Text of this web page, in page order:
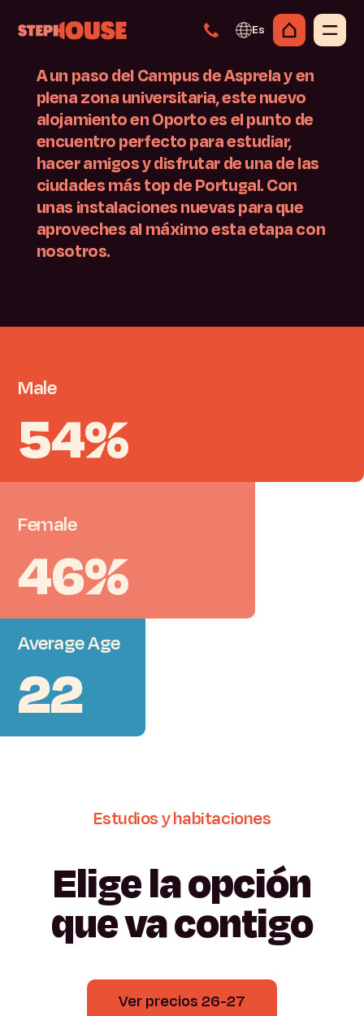
Es
A un paso del Campus de Asprela y en
plena zona universitaria, este nuevo
alojamiento en Oporto es el punto de
encuentro perfecto para estudiar,
hacer amigos y disfrutar de una de las
ciudades más top de Portugal. Con
unas instalaciones nuevas para que
aproveches al máximo esta etapa con
nosotros.
Male
54%
Female
46%
AverageAge
22
Estudiosyhabitaciones
Eligelaopción
quevacontigo
Ver precios 26-27